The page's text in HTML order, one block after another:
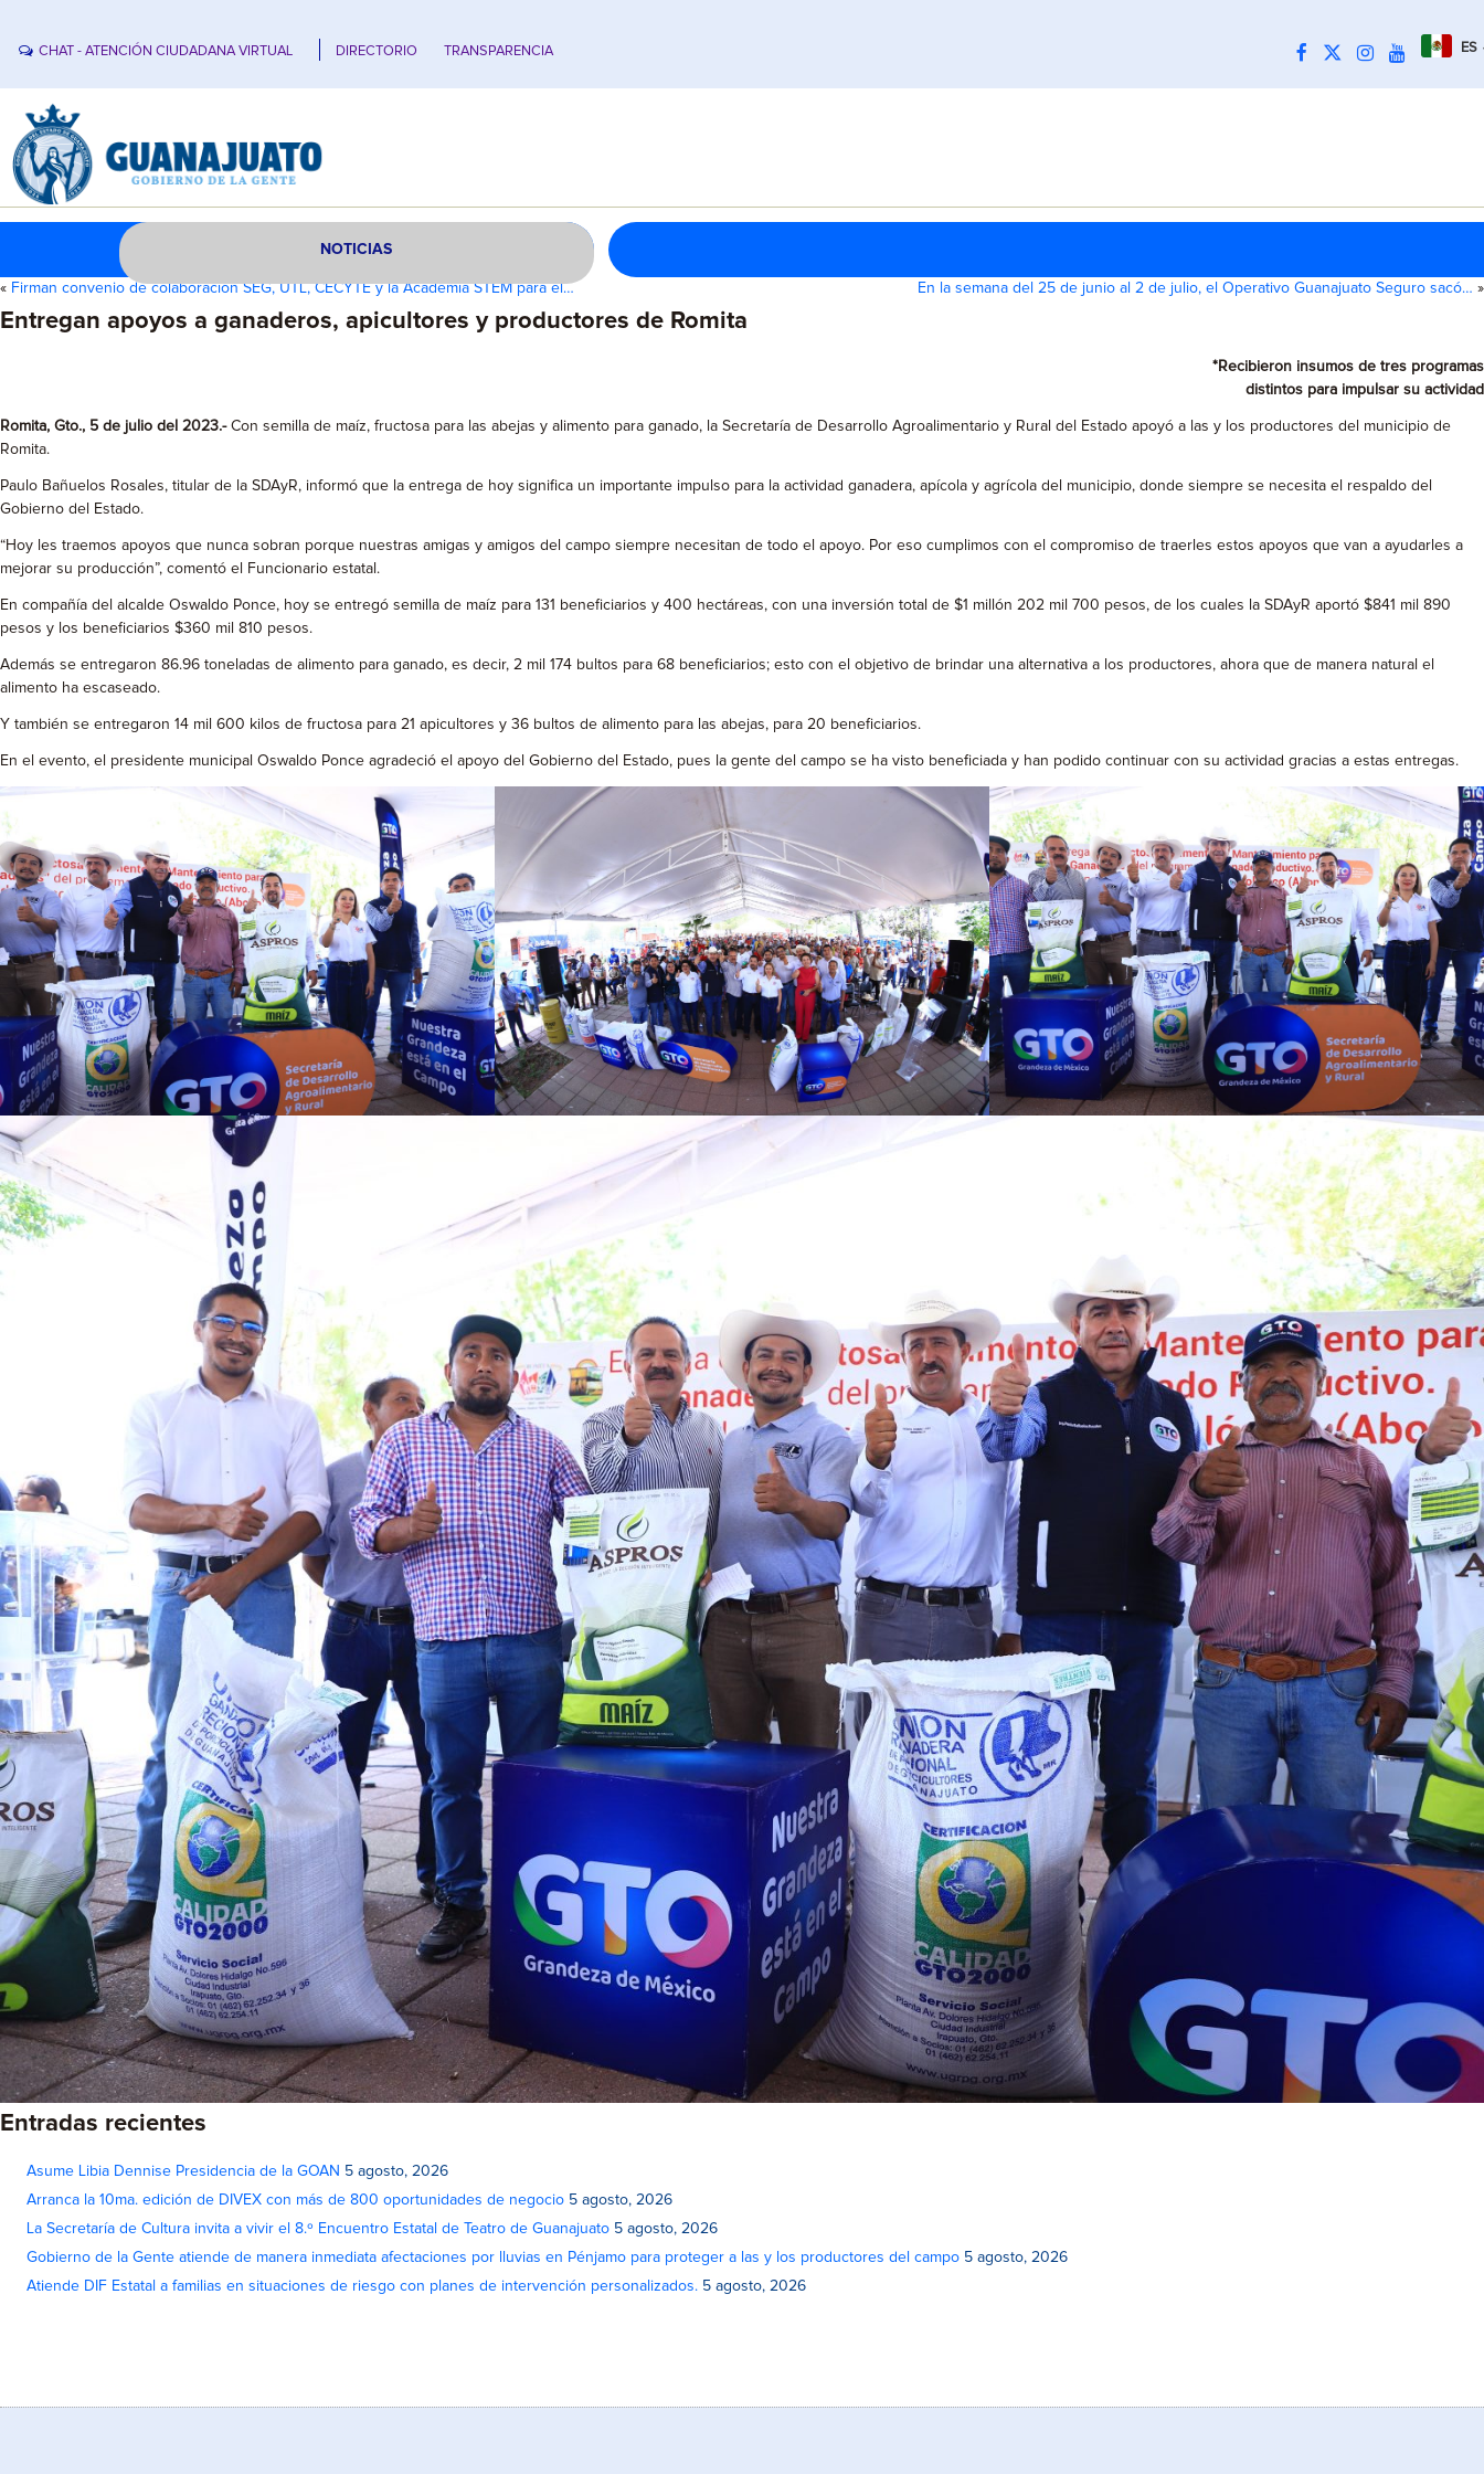
CHAT - ATENCIÓN CIUDADANA VIRTUAL DIRECTORIO TRANSPARENCIA ES
NOTICIAS
« Firman convenio de colaboración SEG, UTL, CECYTE y la Academia STEM para el… En la semana del 25 de junio al 2 de julio, el Operativo Guanajuato Seguro sacó… »
Entregan apoyos a ganaderos, apicultores y productores de Romita
*Recibieron insumos de tres programas
distintos para impulsar su actividad
Romita, Gto., 5 de julio del 2023.-Con semilla de maíz, fructosa para las abejas y alimento para ganado, la Secretaría de Desarrollo Agroalimentario y Rural del Estado apoyó a las y los productores del municipio de
Romita.
Paulo Bañuelos Rosales, titular de la SDAyR, informó que la entrega de hoy significa un importante impulso para la actividad ganadera, apícola y agrícola del municipio, donde siempre se necesita el respaldo del
Gobierno del Estado.
“Hoy les traemos apoyos que nunca sobran porque nuestras amigas y amigos del campo siempre necesitan de todo el apoyo. Por eso cumplimos con el compromiso de traerles estos apoyos que van a ayudarles a
mejorar su producción”, comentó el Funcionario estatal.
En compañía del alcalde Oswaldo Ponce, hoy se entregó semilla de maíz para 131 beneficiarios y 400 hectáreas, con una inversión total de $1 millón 202 mil 700 pesos, de los cuales la SDAyR aportó $841 mil 890
pesos y los beneficiarios $360 mil 810 pesos.
Además se entregaron 86.96 toneladas de alimento para ganado, es decir, 2 mil 174 bultos para 68 beneficiarios; esto con el objetivo de brindar una alternativa a los productores, ahora que de manera natural el
alimento ha escaseado.
Y también se entregaron 14 mil 600 kilos de fructosa para 21 apicultores y 36 bultos de alimento para las abejas, para 20 beneficiarios.
En el evento, el presidente municipal Oswaldo Ponce agradeció el apoyo del Gobierno del Estado, pues la gente del campo se ha visto beneficiada y han podido continuar con su actividad gracias a estas entregas.
Entradas recientes
Asume Libia Dennise Presidencia de la GOAN 5 agosto, 2026
Arranca la 10ma. edición de DIVEX con más de 800 oportunidades de negocio 5 agosto, 2026
La Secretaría de Cultura invita a vivir el 8.º Encuentro Estatal de Teatro de Guanajuato 5 agosto, 2026
Gobierno de la Gente atiende de manera inmediata afectaciones por lluvias en Pénjamo para proteger a las y los productores del campo 5 agosto, 2026
Atiende DIF Estatal a familias en situaciones de riesgo con planes de intervención personalizados. 5 agosto, 2026